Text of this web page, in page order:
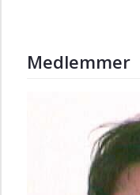
Medlemmer